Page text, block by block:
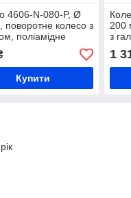
4606-N-080-P, Ø
колесо з
поліамідне
46 Norma, колесо з
матеріалу
Купити
200
з
1